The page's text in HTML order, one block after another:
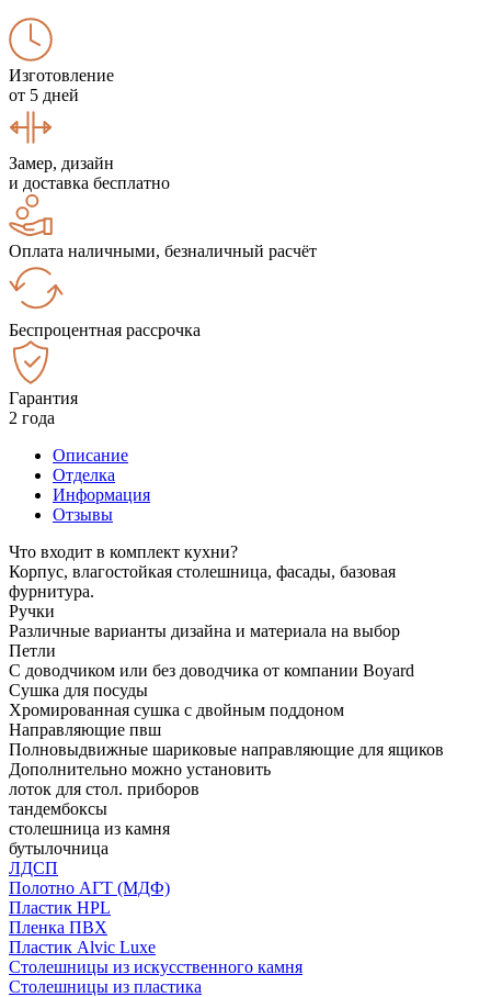
Изготовление
от 5 дней
Замер, дизайн
и доставка бесплатно
Оплата наличными, безналичный расчёт
Беспроцентная рассрочка
Гарантия
2 года
Описание
Отделка
Информация
Отзывы
Что входит в комплект кухни?
Корпус, влагостойкая столешница, фасады, базовая
фурнитура.
Ручки
Различные варианты дизайна и материала на выбор
Петли
С доводчиком или без доводчика от компании Boyard
Сушка для посуды
Хромированная сушка с двойным поддоном
Направляющие пвш
Полновыдвижные шариковые направляющие для ящиков
Дополнительно можно установить
лоток для стол. приборов
тандембоксы
столешница из камня
бутылочница
ЛДСП
Полотно АГТ (МДФ)
Пластик HPL
Пленка ПВХ
Пластик Alvic Luxe
Столешницы из искусственного камня
Столешницы из пластика